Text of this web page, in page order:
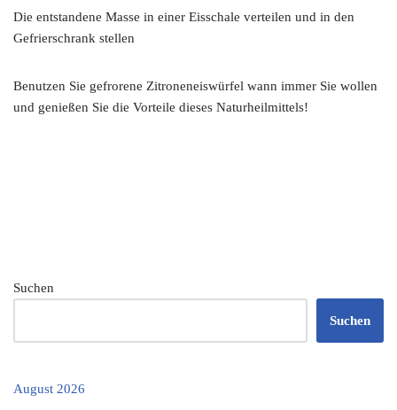
Die entstandene Masse in einer Eisschale verteilen und in den
Gefrierschrank stellen
Benutzen Sie gefrorene Zitroneneiswürfel wann immer Sie wollen
und genießen Sie die Vorteile dieses Naturheilmittels!
Suchen
Suchen
August 2026